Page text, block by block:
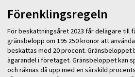
Förenklingsregeln
För beskattningsåret 2023 får delägare till
gränsbelopp om 195 250 kronor att
beskattas med 20 procent. Gränsbeloppet
ägarandel i företaget. Gränsbeloppet kan
och räknas då upp med en särskild